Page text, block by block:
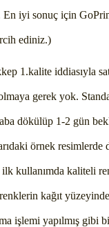
iyi sonuç için
ediniz.)
1.kalite iddiasıyla
gerek yok.
dökülüp 1-2 gün
örnek
kullanımda kaliteli
kağıt
işlemi yapılmış gibi